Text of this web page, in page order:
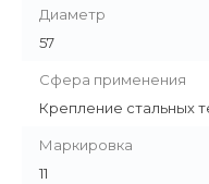
Диаметр
57
Сфера применения
Крепление стальных
Маркировка
11